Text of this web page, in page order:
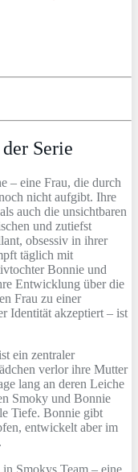
Serie
– eine Frau, die durch
nicht aufgibt. Ihre
auch die unsichtbaren
und zutiefst
obsessiv in ihrer
täglich mit
Bonnie und
Entwicklung über die
Frau zu einer
Identität akzeptiert – ist
ein zentraler
verlor ihre Mutter
lang an deren Leiche
Smoky und Bonnie
Tiefe. Bonnie gibt
entwickelt aber im